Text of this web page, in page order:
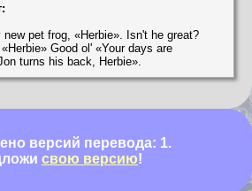
pet frog, «Herbie». Isn't he great?
Good ol' «Your days are
turns his back, Herbie».
версий перевода: 1.
свою версию!